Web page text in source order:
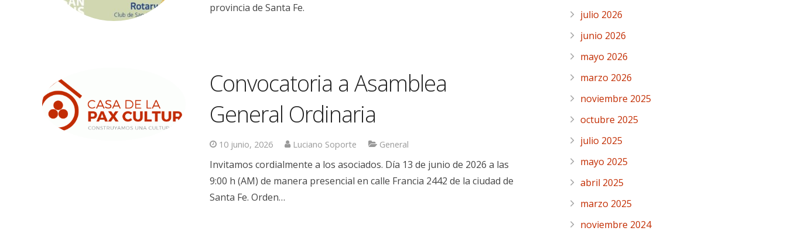
provincia de Santa Fe.
Convocatoria a Asamblea
General Ordinaria
10 junio, 2026 Luciano Soporte General
Invitamos cordialmente a los asociados. Día 13 de junio de 2026 a las
9:00 h (AM) de manera presencial en calle Francia 2442 de la ciudad de
Santa Fe. Orden…
julio 2026
junio 2026
mayo 2026
marzo 2026
noviembre 2025
octubre 2025
julio 2025
mayo 2025
abril 2025
marzo 2025
noviembre 2024